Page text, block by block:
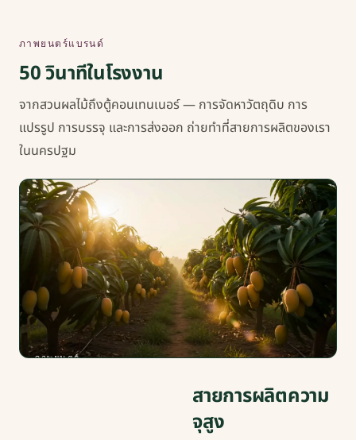
ภาพยนตร์แบรนด์
50 วินาทีในโรงงาน
จากสวนผลไม้ถึงตู้คอนเทนเนอร์ — การจัดหาวัตถุดิบ การ
แปรรูป การบรรจุ และการส่งออก ถ่ายทำที่สายการผลิตของเรา
ในนครปฐม
ภาพยนตร์
สายการผลิตความ
จุสูง